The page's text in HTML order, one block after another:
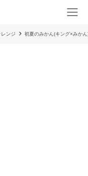
レンジ 初夏のみかん(キング×みか